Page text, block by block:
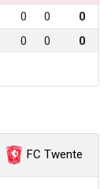
0 0
0
0 0 0
FC Twente